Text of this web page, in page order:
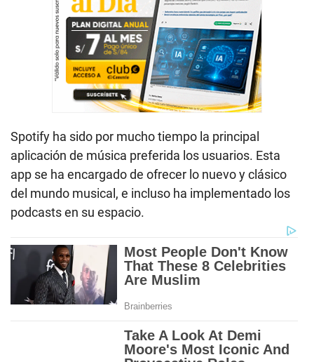
Spotify ha sido por mucho tiempo la principal
aplicación de música preferida los usuarios. Esta
app se ha encargado de ofrecer lo nuevo y clásico
del mundo musical, e incluso ha implementado los
podcasts en su espacio.